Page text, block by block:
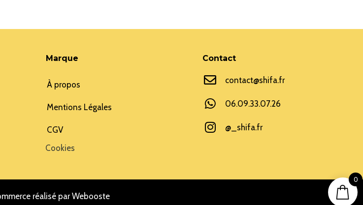
0
Marque
À propos
Mentions Légales
CGV
Cookies
Contact
contact@shifa.fr
06.09.33.07.26
@_shifa.fr
réalisé par Webooste